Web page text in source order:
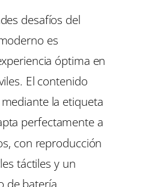
desafíos del
es
óptima en
El contenido
la etiqueta
perfectamente a
con reproducción
táctiles y un